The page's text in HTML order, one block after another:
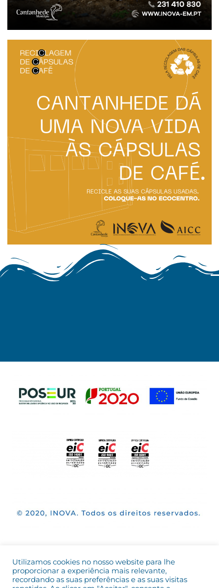
Utilizamos cookies no nosso website para lhe
proporcionar a experiência mais relevante,
recordando as suas preferências e as suas visitas